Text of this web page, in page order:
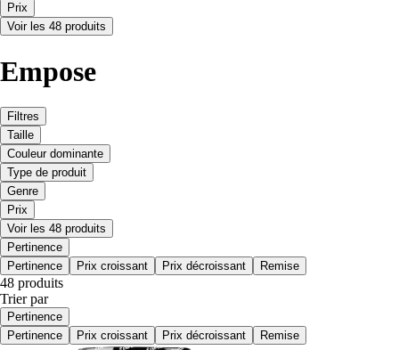
Prix
Voir les 48 produits
Empose
Filtres
Taille
Couleur dominante
Type de produit
Genre
Prix
Voir les 48 produits
Pertinence
Pertinence
Prix croissant Prix décroissant Remise
48 produits
Trier par
Pertinence
Pertinence
Prix croissant Prix décroissant Remise